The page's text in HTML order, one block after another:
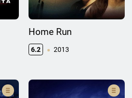
Home Run
6.2 2013